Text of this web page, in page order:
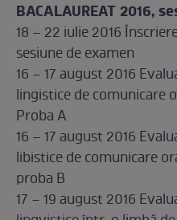
BACALAUREAT 2016,
18 – 22 iulie 2016
sesiune de examen
16 – 17 august 2016
lingistice de comunicare
Proba A
16 – 17 august 2016
libistice de comunicare
proba B
17 – 19 august 2016